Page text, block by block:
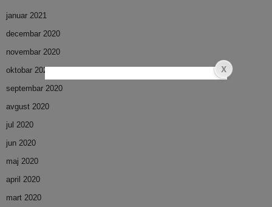
januar 2021
decembar 2020
novembar 2020
oktobar 2020
septembar 2020
avgust 2020
jul 2020
jun 2020
maj 2020
april 2020
mart 2020